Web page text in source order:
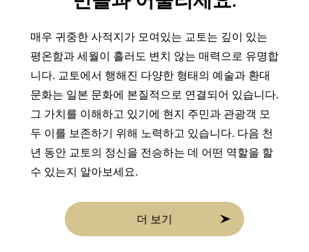
매우 귀중한 사적지가 모여있는 교토는 깊이 있는
평온함과 세월이 흘러도 변치 않는 매력으로 유명합
니다. 교토에서 행해진 다양한 형태의 예술과 환대
문화는 일본 문화에 본질적으로 연결되어 있습니다.
그 가치를 이해하고 있기에 현지 주민과 관광객 모
두 이를 보존하기 위해 노력하고 있습니다. 다음 천
년 동안 교토의 정신을 전승하는 데 어떤 역할을 할
수 있는지 알아보세요.
더 보기